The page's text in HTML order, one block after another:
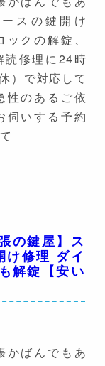
スの鍵開け
ックの解錠、
読修理に24時
）で対応して
性のあるご依
伺いする予約
の鍵屋】ス
け修理 ダイ
解錠【安い
かばんでもあ